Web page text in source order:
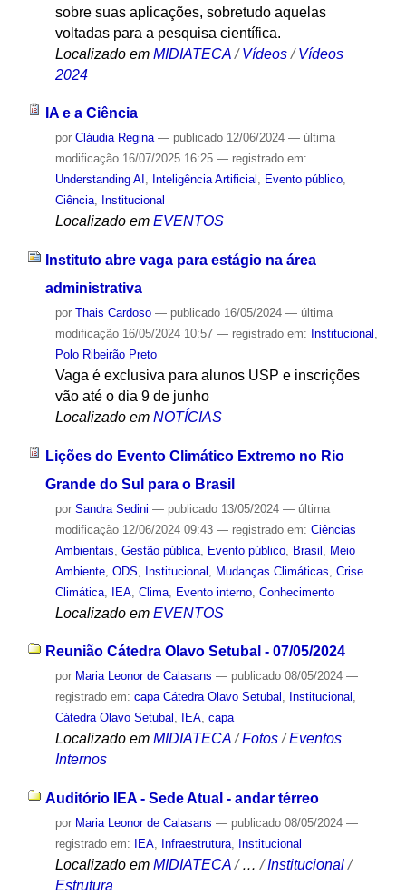
sobre suas aplicações, sobretudo aquelas
voltadas para a pesquisa científica.
Localizado em MIDIATECA /Vídeos /Vídeos
2024
IA e a Ciência
por Cláudia Regina — publicado12/06/2024 — última
modificação16/07/2025 16:25 — registrado em:
Understanding AI , Inteligência Artificial , Evento público,
Ciência, Institucional
Localizado em EVENTOS
Instituto abre vaga para estágio na área
administrativa
por Thais Cardoso — publicado16/05/2024 — última
modificação16/05/2024 10:57 — registrado em: Institucional ,
Polo Ribeirão Preto
Vaga é exclusiva para alunos USP e inscrições
vão até o dia 9 de junho
Localizado em NOTÍCIAS
Lições do Evento Climático Extremo no Rio
Grande do Sul para o Brasil
por Sandra Sedini — publicado13/05/2024 — última
modificação12/06/2024 09:43 — registrado em: Ciências
Ambientais Gestão pública, Evento público, Brasil
Meio
Ambiente, ODS Institucional Mudanças Climáticas Crise
Climática, IEA, Clima, Evento interno, Conhecimento
Localizado em EVENTOS
Reunião Cátedra Olavo Setubal - 07/05/2024
por Maria Leonor de Calasans — publicado08/05/2024 —
registrado em: capa Cátedra Olavo Setubal , Institucional ,
Cátedra Olavo Setubal , IEA, capa
Localizado em MIDIATECA /Fotos /Eventos
Internos
Auditório IEA - Sede Atual - andar térreo
por Maria Leonor de Calasans — publicado08/05/2024 —
registrado em:
IEA, Infraestrutura, Institucional
Localizado em MIDIATECA /…/Institucional /
Estrutura